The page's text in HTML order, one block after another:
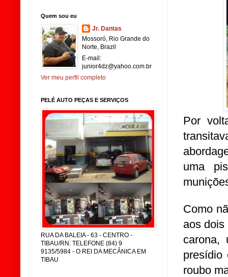
Por
uma
Como
aos
carona,
presídio
roubo
Quem sou eu
Jr. Dantas
Mossoró, Rio Grande do
Norte, Brazil
E-mail:
junior4dz@yahoo.com.br
Ver meu perfil completo
PELÉ AUTO PEÇAS E SERVIÇOS
RUA DA BALEIA - 63 - CENTRO -
TIBAU/RN. TELEFONE (84) 9
9135/5984 - O REI DA MECÂNICA EM
TIBAU